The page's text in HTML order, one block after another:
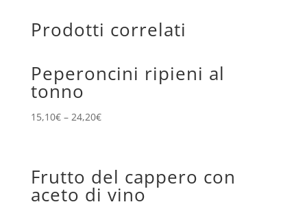
Prodotti correlati
Peperoncini ripieni al
tonno
15,10€– 24,20€
Frutto del cappero con
aceto di vino